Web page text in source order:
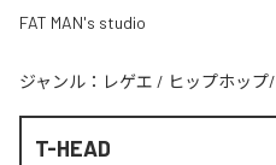
FAT MAN's studio
ジャンル： レゲエ / ヒップホップ
T-HEAD